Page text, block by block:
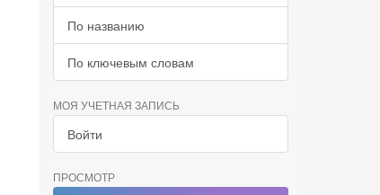
По названию
По ключевым словам
МОЯ УЧЕТНАЯ ЗАПИСЬ
Войти
ПРОСМОТР